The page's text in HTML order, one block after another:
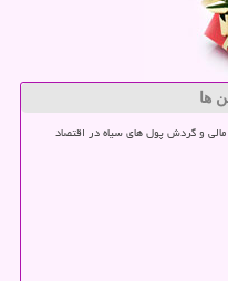
ها
و گردش پول های سیاه در اقتصاد